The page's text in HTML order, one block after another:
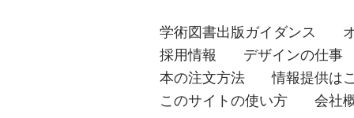
学術図書出版ガイダンス
採用情報
デザインの仕事
本の注文方法
情報提供は
このサイトの使い方
会社